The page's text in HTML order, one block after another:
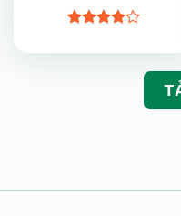
xếp hạng